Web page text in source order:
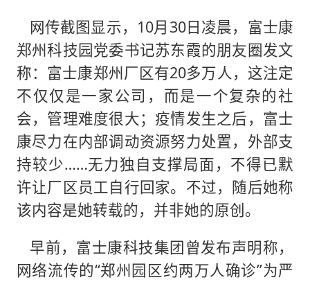
网传截图显示，10月30日凌晨，富士康
郑州科技园党委书记苏东霞的朋友圈发文
称：富士康郑州厂区有20多万人，这注定
不仅仅是一家公司，而是一个复杂的社
会，管理难度很大；疫情发生之后，富士
康尽力在内部调动资源努力处置，外部支
持较少……无力独自支撑局面，不得已默
许让厂区员工自行回家。不过，随后她称
该内容是她转载的，并非她的原创。
早前，富士康科技集团曾发布声明称，
网络流传的“郑州园区约两万人确诊”为严